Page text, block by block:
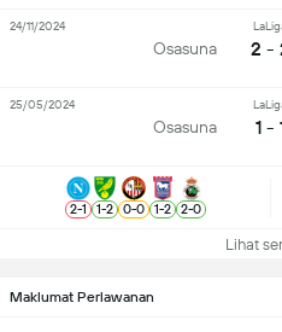
Maklumat Perlawanan
Osasuna 2 -
24/11/2024
Osasuna 1 -
25/05/2024
2-1 1-2 0-0 1-2 2-0
Lihat